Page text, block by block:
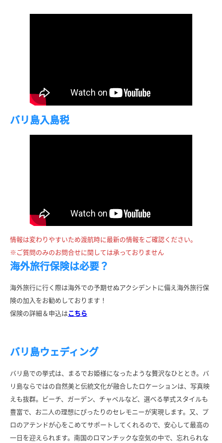
バリ島入島税
情報は変わりやすいため渡航時に最新の情報をご確認ください。
※ご質問のみのお問合せに関しては承っておりません
海外旅行保険は必要？
海外旅行に行く際は海外での予期せぬアクシデントに備え海外旅行保
険の加入をお勧めしております！
保険の詳細＆申込はこちら
バリ島ウェディング
バリ島での挙式は、まるでお姫様になったような贅沢なひととき。バ
リ島ならではの自然美と伝統文化が融合したロケーションは、写真映
えも抜群。ビーチ、ガーデン、チャペルなど、選べる挙式スタイルも
豊富で、お二人の理想にぴったりのセレモニーが実現します。又、プ
ロのアテンドが心をこめてサポートしてくれるので、安心して最高の
一日を迎えられます。南国のロマンチックな空気の中で、忘れられな